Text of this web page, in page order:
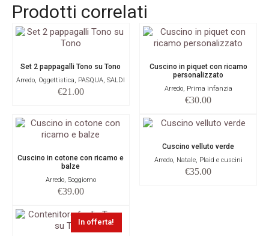
Prodotti correlati
Set 2 pappagalli Tono su Tono
Arredo, Oggettistica, PASQUA, SALDI
€21.00
Cuscino in piquet con ricamo
personalizzato
Arredo, Prima infanzia
€30.00
Cuscino in cotone con ricamo e
balze
Arredo, Soggiorno
€39.00
Cuscino velluto verde
Arredo, Natale, Plaid e cuscini
€35.00
In offerta!